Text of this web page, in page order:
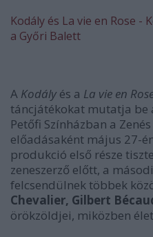
Kodály és La vie en Rose -
a Győri Balett
A Kodály és a La vie en
táncjátékokat mutatja be
Petőfi Színházban a
előadásaként május 27-
produkció első része
zeneszerző előtt, a
felcsendülnek többek
Chevalier, Gilbert
örökzöldjei, miközben